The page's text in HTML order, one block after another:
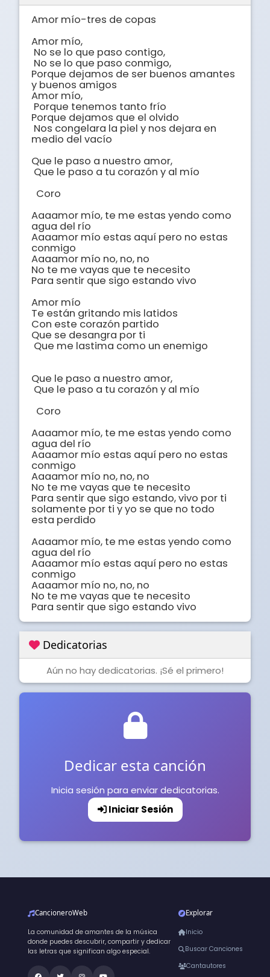
Amor mío-tres de copas
Amor mío,
Porque dejamos de ser buenos amantes
y buenos amigos
Amor mío,
Porque dejamos que el olvido
medio del vacío
Que le paso a nuestro amor,
Aaaamor mío, te me estas yendo como
agua del río
Aaaamor mío estas aquí pero no estas
conmigo
Aaaamor mío no, no, no
No te me vayas que te necesito
Para sentir que sigo estando vivo
Amor mío
Te están gritando mis latidos
Con este corazón partido
Que se desangra por ti
Que le paso a nuestro amor,
Aaaamor mío, te me estas yendo como
agua del río
Aaaamor mío estas aquí pero no estas
conmigo
Aaaamor mío no, no, no
No te me vayas que te necesito
Para sentir que sigo estando, vivo por ti
solamente por ti y yo se que no todo
esta perdido
Aaaamor mío, te me estas yendo como
agua del río
Aaaamor mío estas aquí pero no estas
conmigo
Aaaamor mío no, no, no
No te me vayas que te necesito
Para sentir que sigo estando vivo
Dedicatorias
Aún no hay dedicatorias. ¡Sé el primero!
Dedicar esta canción
Inicia sesión para enviar dedicatorias.
Iniciar Sesión
CancioneroWeb
La comunidad de amantes de la música
donde puedes descubrir, compartir y dedicar
las letras que significan algo especial.
Explorar
Inicio
Buscar Canciones
Cantautores